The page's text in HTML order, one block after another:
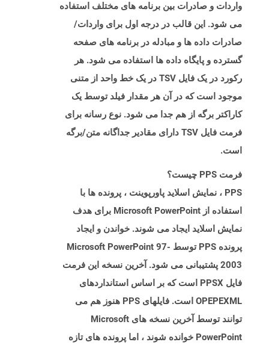
واردات و صادرات بین برنامه های مختلف استفاده
می شود. این قالب در درجه اول برای واردات/
صادرات داده ها و مبادله در برنامه های صفحه
گسترده و پایگاه داده ها استفاده می شود. هر
رکورد در یک فایل TSV در یک خط واحد از متنی
موجود است که در آن هر مقدار فیلد توسط یک
کاراکتر برگه از هم جدا می شود. نوع رسانه برای
فرمت فایل TSV دارای مقادیر جداگانه متن/برگه
است.
فرمت PPS چیست؟
PPS ، نمایش اسلاید پاورپوینت ، پرونده ها با
استفاده از Microsoft PowerPoint برای هدف
نمایش اسلاید ایجاد می شوند. خواندن و ایجاد
پرونده PPS توسط Microsoft PowerPoint 97-
2003 پشتیبانی می شود. آخرین نسخه این فرمت
فایل PPSX است که بر اساس استانداردهای
OPEPEXML است. فایلهای PPS هنوز هم می
توانند توسط آخرین نسخه های Microsoft
PowerPoint خوانده شوند ، اما پرونده های تازه